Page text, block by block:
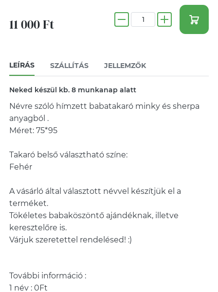
11 000 Ft
LEÍRÁS SZÁLLÍTÁS JELLEMZŐK
Neked készül kb. 8 munkanap alatt
Névre szóló hímzett babatakaró minky és sherpa
anyagból .
Méret: 75*95
Takaró belső választható színe:
Fehér
A vásárló által választott névvel készítjük el a
terméket.
Tökéletes babaköszöntő ajándéknak, illetve
keresztelőre is.
Várjuk szeretettel rendelésed! :)
További információ :
1 név : 0Ft